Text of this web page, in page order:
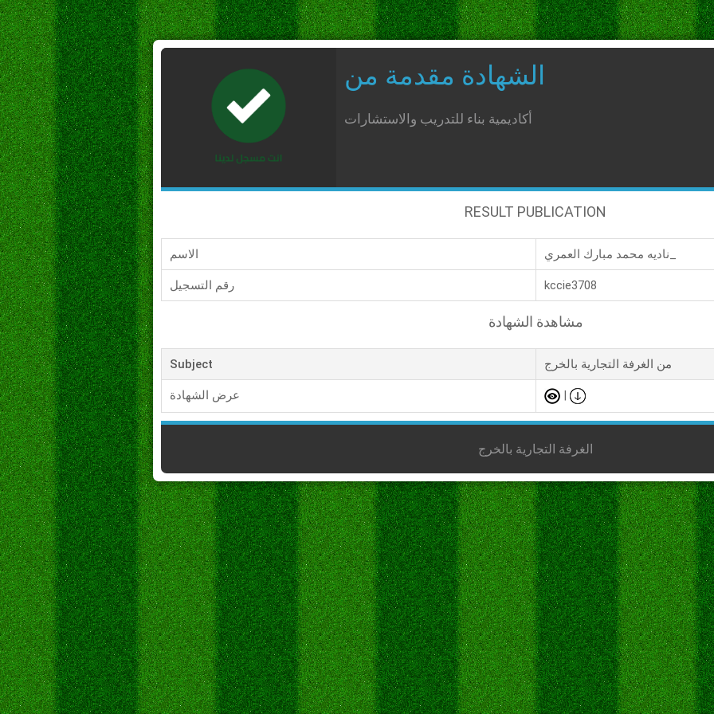
الشهادة مقدمة من
أكاديمية بناء للتدريب والاستشارات
RESULT PUBLICATION
الاسم
رقم التسجيل kccie3708
مشاهدة الشهادة
Subject من الغرفة التجارية بالخرج
عرض الشهادة |
الغرفة التجارية بالخرج